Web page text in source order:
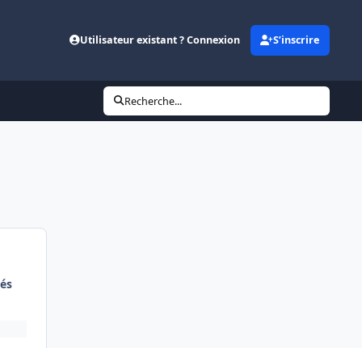
Utilisateur existant ? Connexion S’inscrire
Recherche...